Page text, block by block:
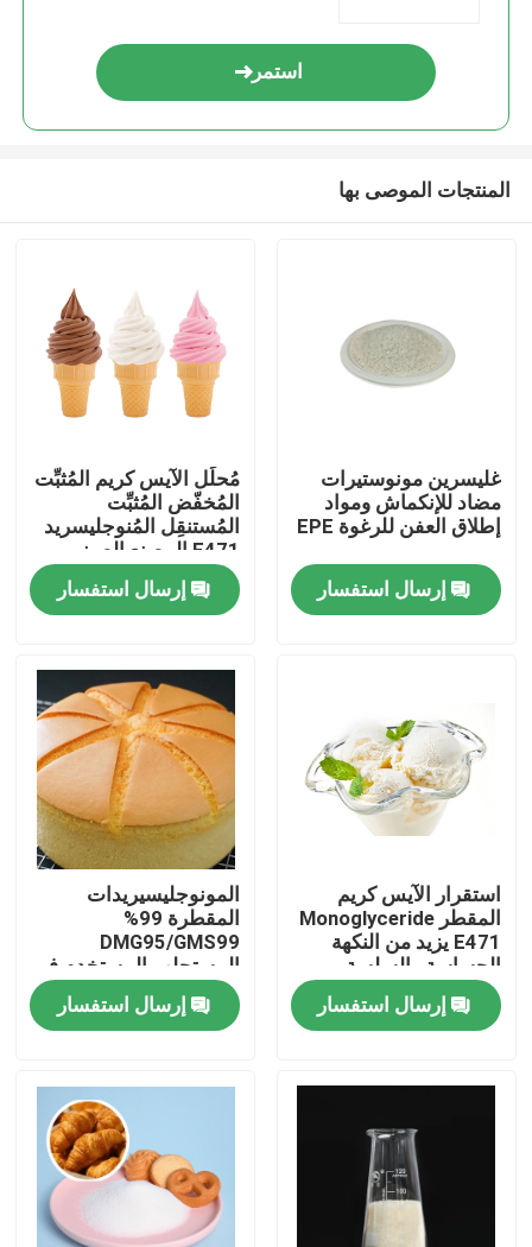
عرض الواقع الافتراضي
جولة في المعمل
رقابة جودة
اتصل بنا
اطلب اقتباس
استمر
المنتجات الموصى بها
غليسرين مونوستيرات
مضاد للإنكماش ومواد
إطلاق العفن للرغوة EPE
إرسال استفسار
مُحلِّل الآيس كريم المُثبِّت
المُخفّض المُثبِّت
المُستنقِل المُنوجليسريد
E471 المصنع الصيني
إرسال استفسار
استقرار الآيس كريم
المقطر Monoglyceride
E471 يزيد من النكهة
الحساسة والسلسة
إرسال استفسار
المونوجليسيريدات
المقطرة 99%
DMG95/GMS99
المستحلب المستخدم في
صناعة الخبز
إرسال استفسار